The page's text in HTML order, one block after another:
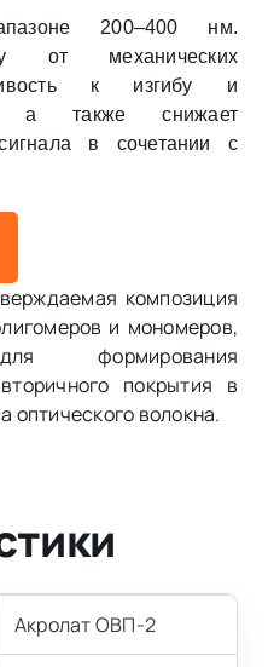
200–400 нм.
от механических
к изгибу и
а также снижает
в сочетании с
композиция
и мономеров,
формирования
покрытия в
оптического волокна.
Акролат ОВП-2